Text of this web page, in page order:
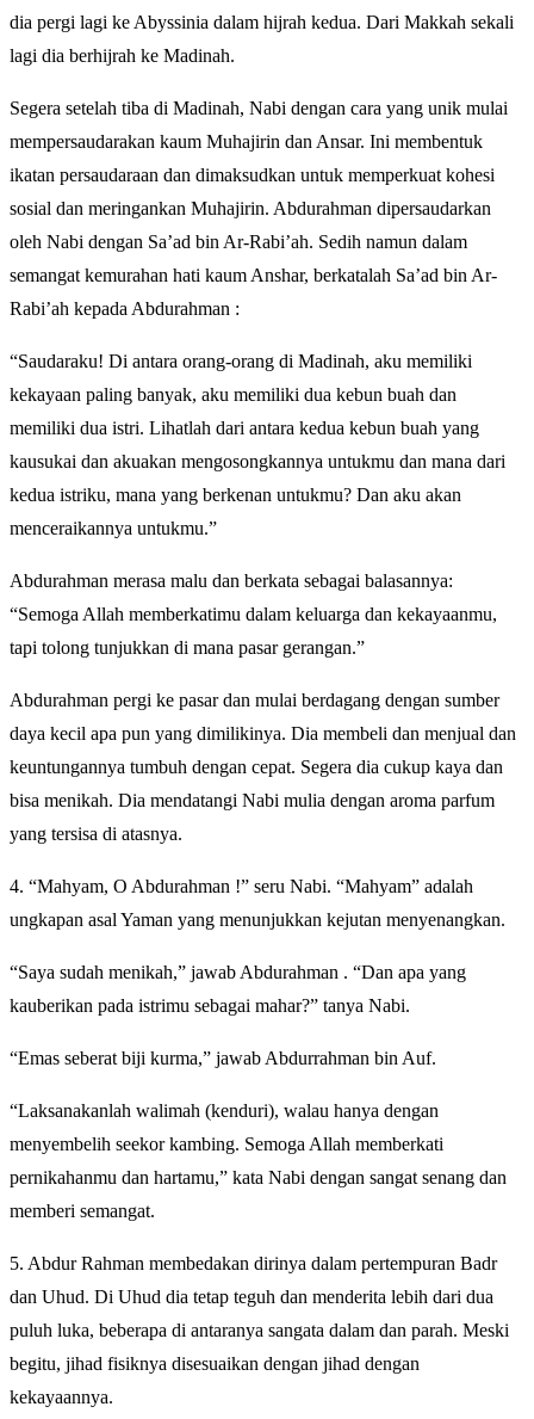
dia pergi lagi ke Abyssinia dalam hijrah kedua. Dari Makkah sekali
lagi dia berhijrah ke Madinah.
Segera setelah tiba di Madinah, Nabi dengan cara yang unik mulai
mempersaudarakan kaum Muhajirin dan Ansar. Ini membentuk
ikatan persaudaraan dan dimaksudkan untuk memperkuat kohesi
sosial dan meringankan Muhajirin. Abdurahman dipersaudarkan
oleh Nabi dengan Sa’ad bin Ar-Rabi’ah. Sedih namun dalam
semangat kemurahan hati kaum Anshar, berkatalah Sa’ad bin Ar-
Rabi’ah kepada Abdurahman :
“Saudaraku! Di antara orang-orang di Madinah, aku memiliki
kekayaan paling banyak, aku memiliki dua kebun buah dan
memiliki dua istri. Lihatlah dari antara kedua kebun buah yang
kausukai dan akuakan mengosongkannya untukmu dan mana dari
kedua istriku, mana yang berkenan untukmu? Dan aku akan
menceraikannya untukmu.”
Abdurahman merasa malu dan berkata sebagai balasannya:
“Semoga Allah memberkatimu dalam keluarga dan kekayaanmu,
tapi tolong tunjukkan di mana pasar gerangan.”
Abdurahman pergi ke pasar dan mulai berdagang dengan sumber
daya kecil apa pun yang dimilikinya. Dia membeli dan menjual dan
keuntungannya tumbuh dengan cepat. Segera dia cukup kaya dan
bisa menikah. Dia mendatangi Nabi mulia dengan aroma parfum
yang tersisa di atasnya.
4. “Mahyam, O Abdurahman !” seru Nabi. “Mahyam” adalah
ungkapan asal Yaman yang menunjukkan kejutan menyenangkan.
“Saya sudah menikah,” jawab Abdurahman . “Dan apa yang
kauberikan pada istrimu sebagai mahar?” tanya Nabi.
“Emas seberat biji kurma,” jawab Abdurrahman bin Auf.
“Laksanakanlah walimah (kenduri), walau hanya dengan
menyembelih seekor kambing. Semoga Allah memberkati
pernikahanmu dan hartamu,” kata Nabi dengan sangat senang dan
memberi semangat.
5. Abdur Rahman membedakan dirinya dalam pertempuran Badr
dan Uhud. Di Uhud dia tetap teguh dan menderita lebih dari dua
puluh luka, beberapa di antaranya sangata dalam dan parah. Meski
begitu, jihad fisiknya disesuaikan dengan jihad dengan
kekayaannya.